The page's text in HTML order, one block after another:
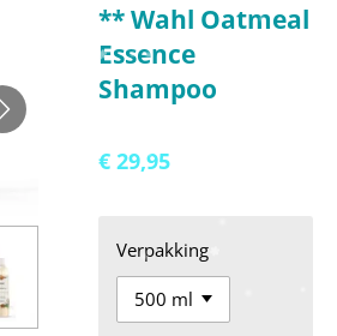
** Wahl Oatmeal
Essence
Shampoo
€ 29,95
Verpakking